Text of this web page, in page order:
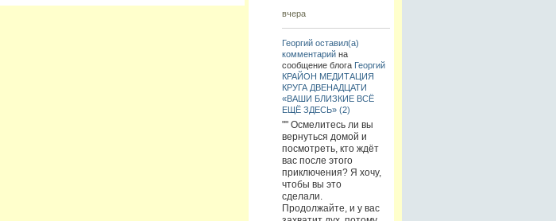
вчера
Георгий оставил(а)
комментарийна
сообщение блога Георгий
КРАЙОН МЕДИТАЦИЯ
КРУГА ДВЕНАДЦАТИ
«ВАШИ БЛИЗКИЕ ВСЁ
ЕЩЁ ЗДЕСЬ» (2)
"" Осмелитесь ли вы
вернуться домой и
посмотреть, кто ждёт
вас после этого
приключения? Я хочу,
чтобы вы это
сделали.
Продолжайте, и у вас